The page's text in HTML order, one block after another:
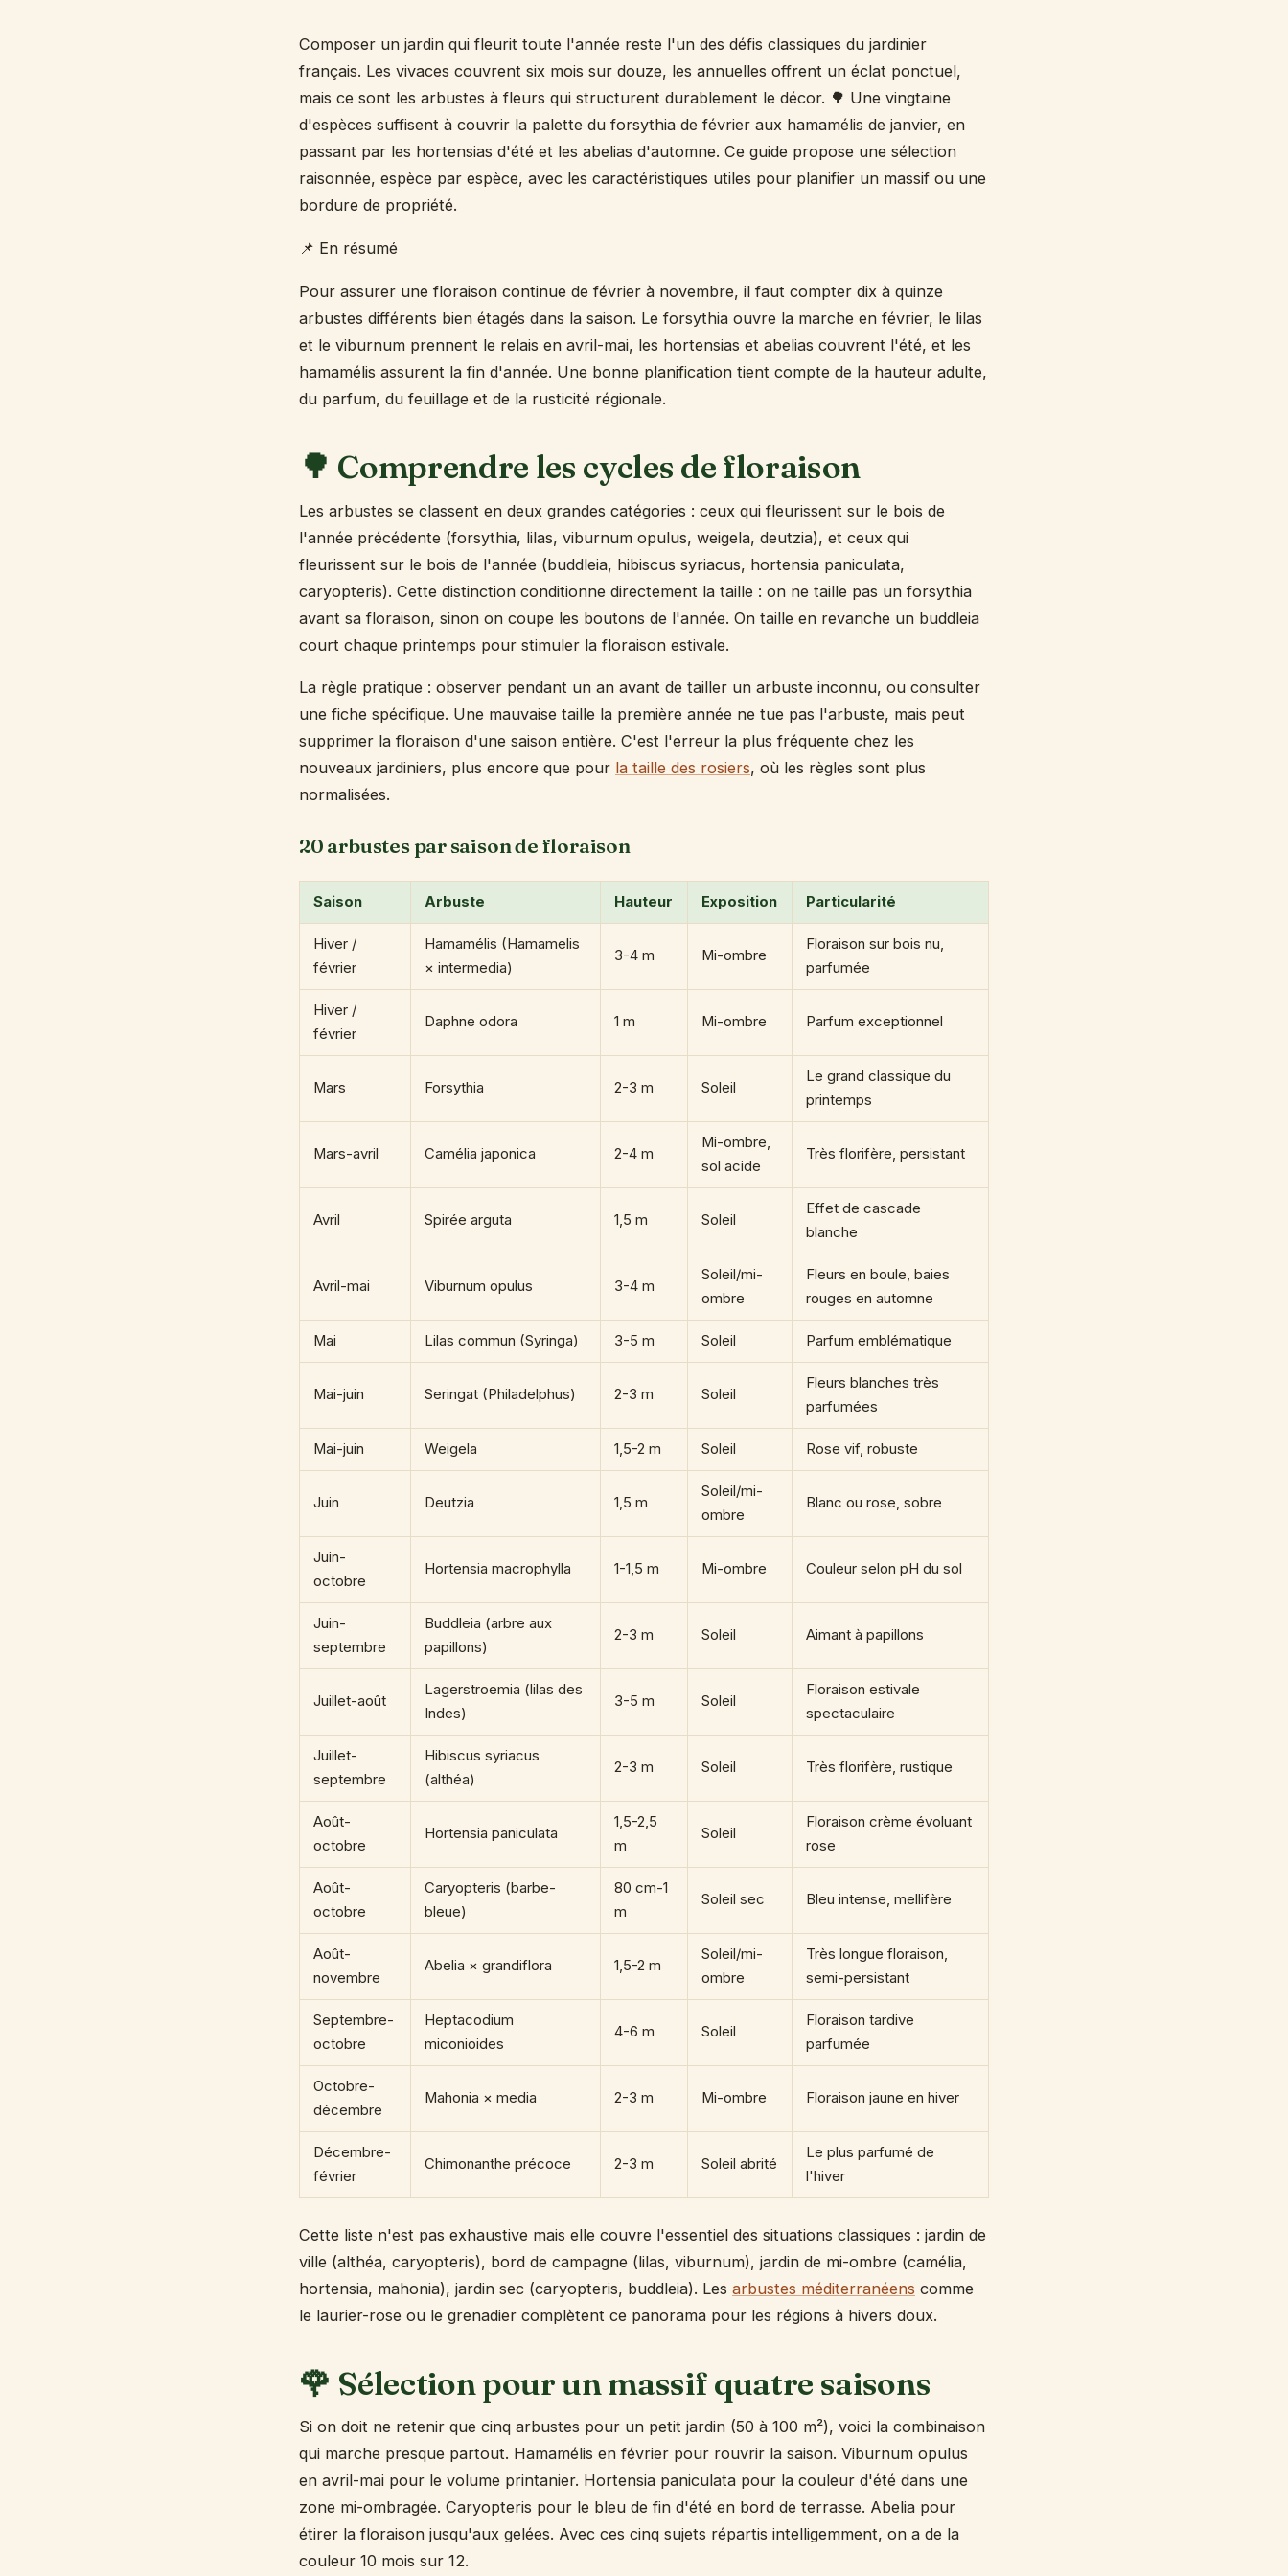
Composer un jardin qui fleurit toute l'année reste l'un des défis classiques du jardinier
français. Les vivaces couvrent six mois sur douze, les annuelles offrent un éclat ponctuel,
mais ce sont les arbustes à fleurs qui structurent durablement le décor. 🌳 Une vingtaine
d'espèces suffisent à couvrir la palette du forsythia de février aux hamamélis de janvier, en
passant par les hortensias d'été et les abelias d'automne. Ce guide propose une sélection
raisonnée, espèce par espèce, avec les caractéristiques utiles pour planifier un massif ou une
bordure de propriété.
📌 En résumé
Pour assurer une floraison continue de février à novembre, il faut compter dix à quinze
arbustes différents bien étagés dans la saison. Le forsythia ouvre la marche en février, le lilas
et le viburnum prennent le relais en avril-mai, les hortensias et abelias couvrent l'été, et les
hamamélis assurent la fin d'année. Une bonne planification tient compte de la hauteur adulte,
du parfum, du feuillage et de la rusticité régionale.
🌳 Comprendre les cycles de floraison
Les arbustes se classent en deux grandes catégories : ceux qui fleurissent sur le bois de
l'année précédente (forsythia, lilas, viburnum opulus, weigela, deutzia), et ceux qui
fleurissent sur le bois de l'année (buddleia, hibiscus syriacus, hortensia paniculata,
caryopteris). Cette distinction conditionne directement la taille : on ne taille pas un forsythia
avant sa floraison, sinon on coupe les boutons de l'année. On taille en revanche un buddleia
court chaque printemps pour stimuler la floraison estivale.
La règle pratique : observer pendant un an avant de tailler un arbuste inconnu, ou consulter
une fiche spécifique. Une mauvaise taille la première année ne tue pas l'arbuste, mais peut
supprimer la floraison d'une saison entière. C'est l'erreur la plus fréquente chez les
nouveaux jardiniers, plus encore que pour la taille des rosiers, où les règles sont plus
normalisées.
20 arbustes par saison de floraison
Saison Arbuste Hauteur Exposition Particularité
Hiver /
février
Hamamélis (Hamamelis
× intermedia)
3-4 m Mi-ombre
Floraison sur bois nu,
parfumée
Hiver /
février
Daphne odora 1 m Mi-ombre Parfum exceptionnel
Mars Forsythia 2-3 m Soleil
Le grand classique du
printemps
Mars-avril Camélia japonica 2-4 m
Mi-ombre,
sol acide
Très florifère, persistant
Avril Spirée arguta 1,5 m Soleil
Effet de cascade
blanche
Avril-mai Viburnum opulus 3-4 m
Soleil/mi-
ombre
Fleurs en boule, baies
rouges en automne
Mai Lilas commun (Syringa) 3-5 m Soleil Parfum emblématique
Mai-juin Seringat (Philadelphus) 2-3 m Soleil
Fleurs blanches très
parfumées
Mai-juin Weigela 1,5-2 m Soleil Rose vif, robuste
Juin Deutzia 1,5 m
Soleil/mi-
ombre
Blanc ou rose, sobre
Juin-
octobre
Hortensia macrophylla 1-1,5 m Mi-ombre Couleur selon pH du sol
Juin-
septembre
Buddleia (arbre aux
papillons)
2-3 m Soleil Aimant à papillons
Juillet-août
Lagerstroemia (lilas des
Indes)
3-5 m Soleil
Floraison estivale
spectaculaire
Juillet-
septembre
Hibiscus syriacus
(althéa)
2-3 m Soleil Très florifère, rustique
Août-
octobre
Hortensia paniculata
1,5-2,5
m
Soleil
Floraison crème évoluant
rose
Août-
octobre
Caryopteris (barbe-
bleue)
80 cm-1
m
Soleil sec Bleu intense, mellifère
Août-
novembre
Abelia × grandiflora 1,5-2 m
Soleil/mi-
ombre
Très longue floraison,
semi-persistant
Septembre-
octobre
Heptacodium
miconioides
4-6 m Soleil
Floraison tardive
parfumée
Octobre-
décembre
Mahonia × media 2-3 m Mi-ombre Floraison jaune en hiver
Décembre-
février
Chimonanthe précoce 2-3 m Soleil abrité
Le plus parfumé de
l'hiver
Cette liste n'est pas exhaustive mais elle couvre l'essentiel des situations classiques : jardin de
ville (althéa, caryopteris), bord de campagne (lilas, viburnum), jardin de mi-ombre (camélia,
hortensia, mahonia), jardin sec (caryopteris, buddleia). Les arbustes méditerranéens comme
le laurier-rose ou le grenadier complètent ce panorama pour les régions à hivers doux.
🌹 Sélection pour un massif quatre saisons
Si on doit ne retenir que cinq arbustes pour un petit jardin (50 à 100 m²), voici la combinaison
qui marche presque partout. Hamamélis en février pour rouvrir la saison. Viburnum opulus
en avril-mai pour le volume printanier. Hortensia paniculata pour la couleur d'été dans une
zone mi-ombragée. Caryopteris pour le bleu de fin d'été en bord de terrasse. Abelia pour
étirer la floraison jusqu'aux gelées. Avec ces cinq sujets répartis intelligemment, on a de la
couleur 10 mois sur 12.